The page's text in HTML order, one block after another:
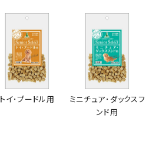
トイ･プードル用
ミニチュア･ダックスフ
ンド用